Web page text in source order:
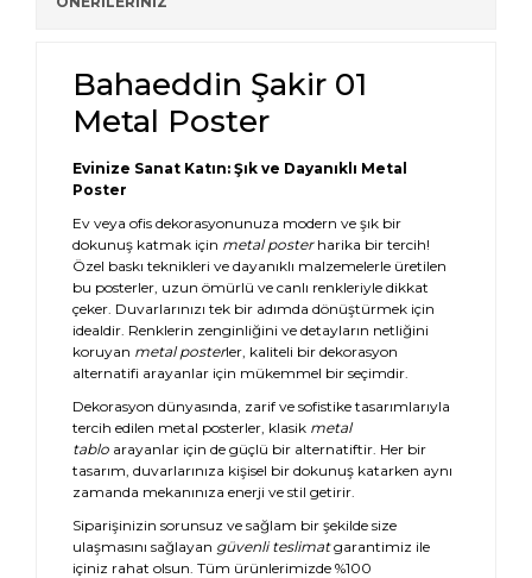
Bahaeddin Şakir 01
Metal Poster
Evinize Sanat Katın: Şık ve Dayanıklı Metal
Poster
Ev veya ofis dekorasyonunuza modern ve şık bir
dokunuş katmak için metal posterharika bir tercih!
Özel baskı teknikleri ve dayanıklı malzemelerle üretilen
bu posterler, uzun ömürlü ve canlı renkleriyle dikkat
çeker. Duvarlarınızı tek bir adımda dönüştürmek için
idealdir. Renklerin zenginliğini ve detayların netliğini
koruyan metal posterler, kaliteli bir dekorasyon
alternatifi arayanlar için mükemmel bir seçimdir.
Dekorasyon dünyasında, zarif ve sofistike tasarımlarıyla
tercih edilen metal posterler, klasik metal
tablo arayanlar için de güçlü bir alternatiftir. Her bir
tasarım, duvarlarınıza kişisel bir dokunuş katarken aynı
zamanda mekanınıza enerji ve stil getirir.
Siparişinizin sorunsuz ve sağlam bir şekilde size
ulaşmasını sağlayan güvenli teslimatgarantimiz ile
içiniz rahat olsun. Tüm ürünlerimizde %100